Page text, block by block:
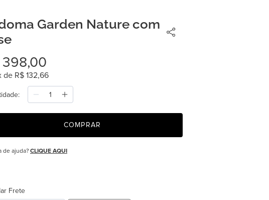
Garden Nature com
398,00
de R$ 132,66
COMPRAR
de ajuda?CLIQUE AQUI
Frete